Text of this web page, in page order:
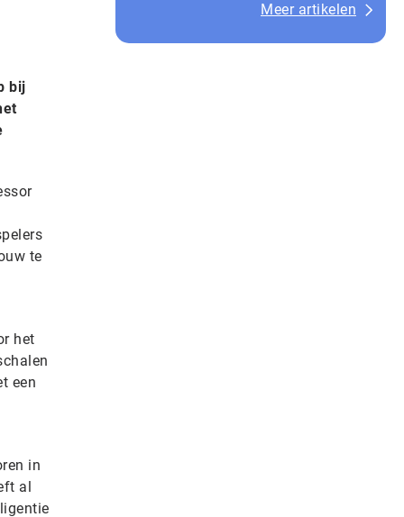
bij
te
het
een
in
al
Meer artikelen